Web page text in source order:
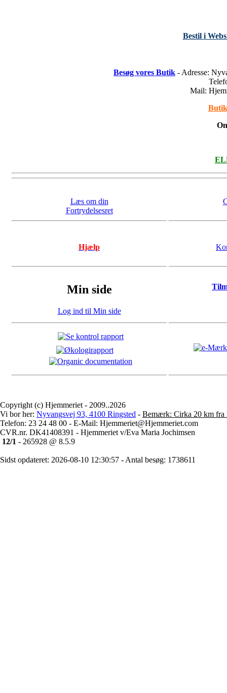
Bestil i
Besøg vores Butik - Adresse:
Mail:
Læs om din
Fortrydelsesret
Hjælp
Min side
Log ind til Min side
Copyright (c) Hjemmeriet - 2009..2026
Vi bor her: Nyvangsvej 93, 4100 Ringsted - Bemærk: Cirka 20 km fra
Telefon: 23 24 48 00 - E-Mail: Hjemmeriet@Hjemmeriet.com
CVR.nr. DK41408391 - Hjemmeriet v/Eva Maria Jochimsen
12/1 - 265928 @ 8.5.9
Sidst opdateret: 2026-08-10 12:30:57 - Antal besøg: 1738611